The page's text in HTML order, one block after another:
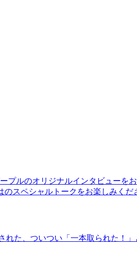
ルのオリジナルインタビューを
スペシャルトークをお楽しみくだ
た、ついつい「一本取られた！